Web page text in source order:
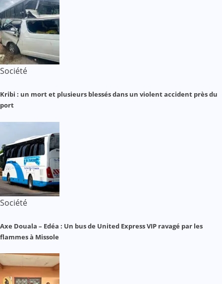
Société
Kribi : un mort et plusieurs blessés dans un violent accident près du
port
Société
Axe Douala – Edéa : Un bus de United Express VIP ravagé par les
flammes à Missole